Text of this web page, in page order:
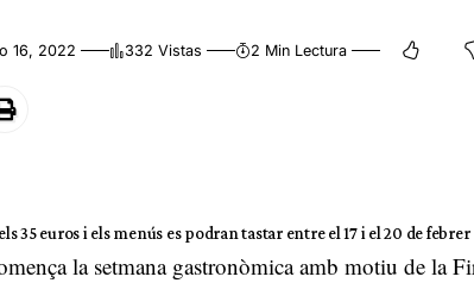
16, 2022 332 Vistas 2 Min Lectura
35 euros i els menús es podran tastar entre el 17 i el 20 de febrer
la setmana gastronòmica amb motiu de la